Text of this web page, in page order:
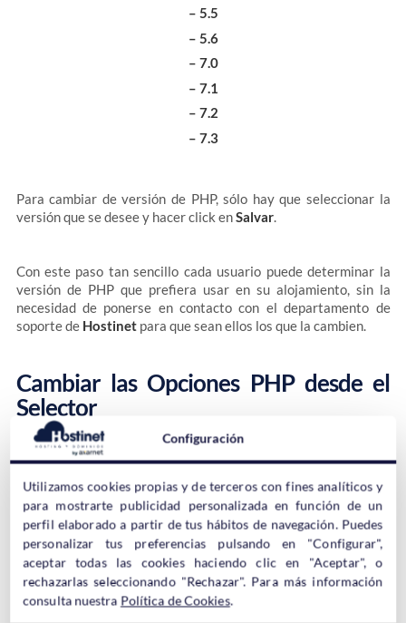
– 5.5
– 5.6
– 7.0
– 7.1
– 7.2
– 7.3
Para cambiar de versión de PHP, sólo hay que seleccionar la
versión que se desee y hacer click enSalvar.
Con este paso tan sencillo cada usuario puede determinar la
versión de PHP que prefiera usar en su alojamiento, sin la
necesidad de ponerse en contacto con el departamento de
soporte de Hostinetpara que sean ellos los que la cambien.
Cambiar las Opciones PHP desde el
Selector
Elselector de PHPtambién tiene otra utilidad muy importante
que también hace la vida un poco más fácil a todos los clientes
de Hostinet.
Ademas de la posibilidad de cambiar la versión de PHP en un
instante, también es posiblecambiar las opciones PHP
desde
el propio selector.
Configuración
Utilizamos cookies propias y de terceros con fines analíticos y
para mostrarte publicidad personalizada en función de un
perfil elaborado a partir de tus hábitos de navegación. Puedes
personalizar tus preferencias pulsando en "Configurar",
aceptar todas las cookies haciendo clic en "Aceptar", o
rechazarlas seleccionando "Rechazar". Para más información
consulta nuestra Política de Cookies.